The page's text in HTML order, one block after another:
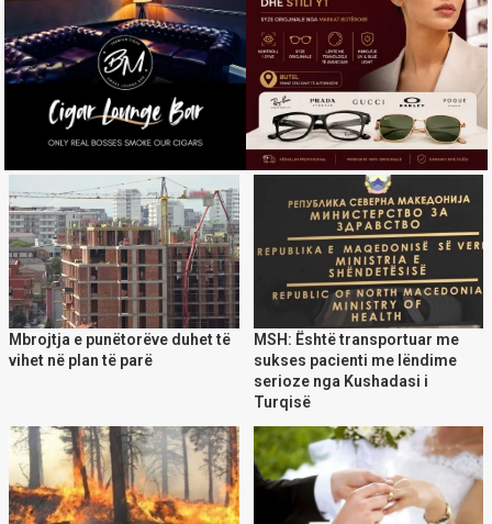
Mbrojtja e punëtorëve duhet të
vihet në plan të parë
MSH: Është transportuar me
sukses pacienti me lëndime
serioze nga Kushadasi i
Turqisë